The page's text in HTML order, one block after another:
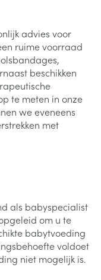
advies voor
ruime voorraad
beschikken
te meten in onze
we eveneens
met
als babyspecialist
om u te
babytvoeding
voldoet
niet mogelijk is.